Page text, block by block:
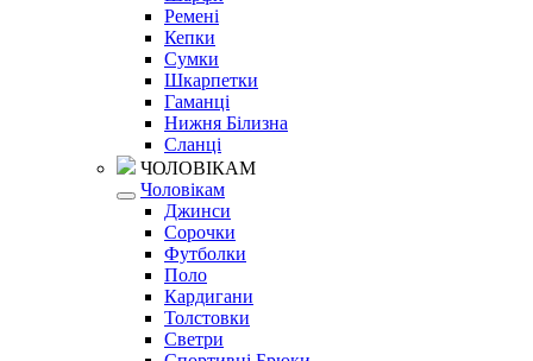
Ремені
Кепки
Сумки
Шкарпетки
Гаманці
Нижня Білизна
Сланці
ЧОЛОВІКАМ
Чоловікам
Джинси
Сорочки
Футболки
Поло
Кардигани
Толстовки
Светри